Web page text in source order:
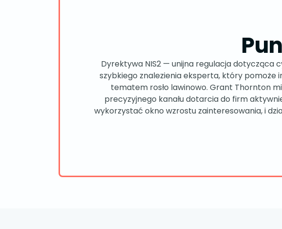
Dyrektywa NIS2 — unijna regulacja dotycząca
szybkiego znalezienia eksperta, który pomoże
tematem rosło lawinowo. Grant Thornton
precyzyjnego kanału dotarcia do firm
wykorzystać okno wzrostu zainteresowania, i